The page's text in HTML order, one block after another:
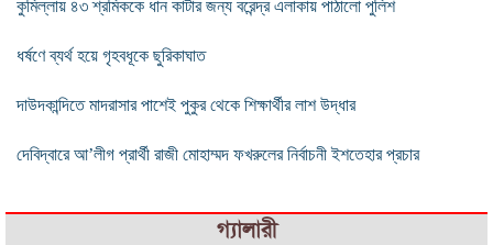
কুমিল্লায় ৪৩ শ্রমিককে ধান কাটার জন্য বরেন্দ্র এলাকায় পাঠালো পুলিশ
ধর্ষণে ব্যর্থ হয়ে গৃহবধূকে ছুরিকাঘাত
দাউদকান্দিতে মাদরাসার পাশেই পুকুর থেকে শিক্ষার্থীর লাশ উদ্ধার
দেবিদ্বারে আ’লীগ প্রার্থী রাজী মোহাম্মদ ফখরুলের নির্বাচনী ইশতেহার প্রচার
গ্যালারী